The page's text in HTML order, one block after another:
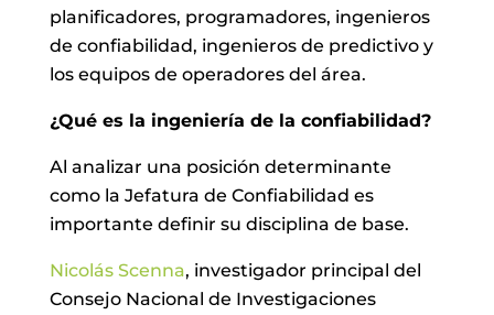
planificadores, programadores, ingenieros
de confiabilidad, ingenieros de predictivo y
los equipos de operadores del área.
¿Qué es la ingeniería de la confiabilidad?
Al analizar una posición determinante
como la Jefatura de Confiabilidad es
importante definir su disciplina de base.
Nicolás Scenna, investigador principal del
Consejo Nacional de Investigaciones